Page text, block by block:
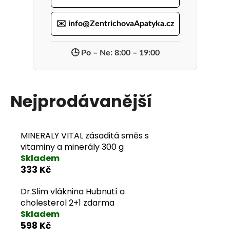
✉️ info@ZentrichovaApatyka.cz
🕒 Po – Ne: 8:00 – 19:00
Nejprodávanější
MINERALY VITAL zásaditá směs s
vitaminy a minerály 300 g
Skladem
333 Kč
Dr.Slim vláknina Hubnutí a
cholesterol 2+1 zdarma
Skladem
598 Kč